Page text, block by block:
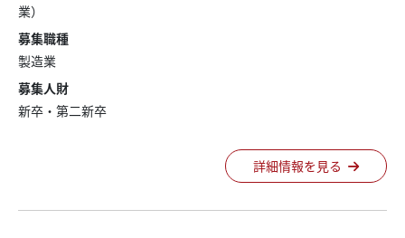
業）
募集職種
製造業
募集人財
新卒・第二新卒
詳細情報を見る